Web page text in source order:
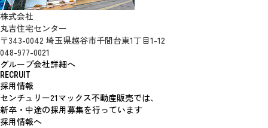
株式会社
丸吉住宅センター
〒343-0042 埼玉県越谷市千間台東1丁目1-12
048-977-0021
グループ会社詳細へ
RECRUIT
採用情報
センチュリー21マックス不動産販売では、
新卒・中途の採用募集を行っています
採用情報へ